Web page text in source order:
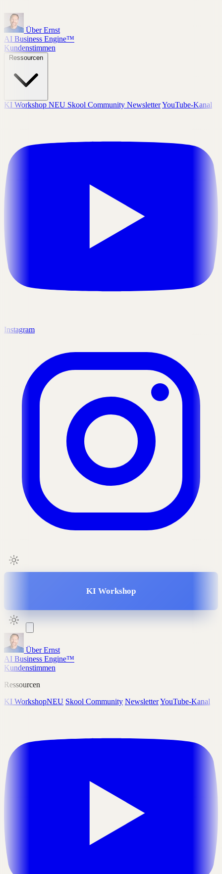
Über Ernst
AI Business Engine™
Kundenstimmen
KI Workshop NEU Skool Community NewsletterYouTube-Kanal
Instagram
KI Workshop
Über Ernst
AI Business Engine™
Kundenstimmen
Ressourcen
KI WorkshopNEU Skool Community NewsletterYouTube-Kanal